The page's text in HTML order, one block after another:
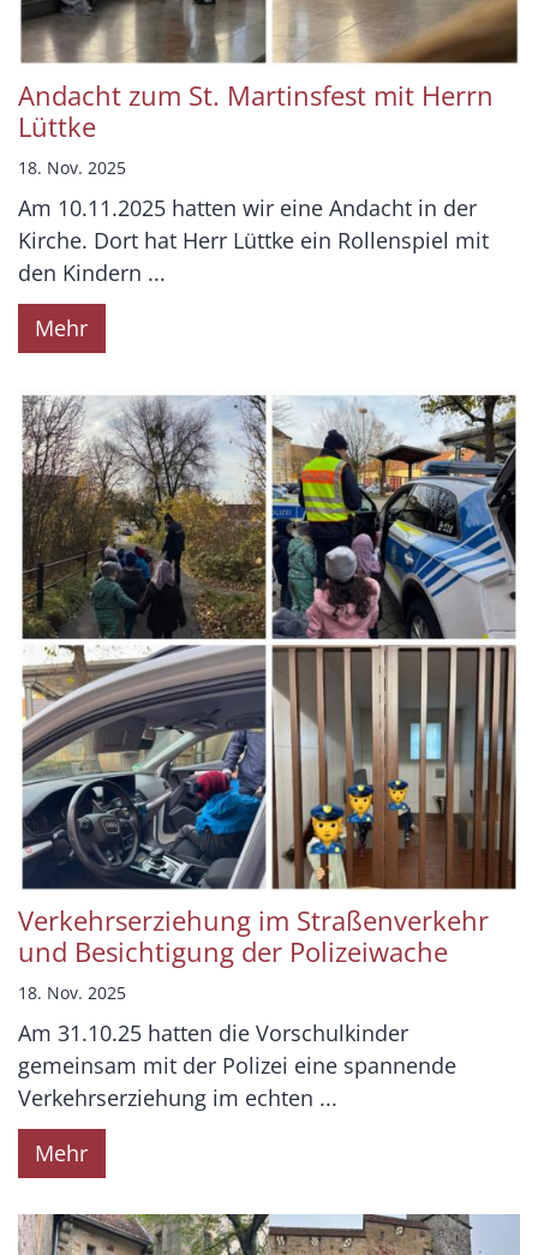
Andacht zum St. Martinsfest mit Herrn
Lüttke
18. Nov. 2025
Am 10.11.2025 hatten wir eine Andacht in der
Kirche. Dort hat Herr Lüttke ein Rollenspiel mit
den Kindern ...
Mehr
Verkehrserziehung im Straßenverkehr
und Besichtigung der Polizeiwache
18. Nov. 2025
Am 31.10.25 hatten die Vorschulkinder
gemeinsam mit der Polizei eine spannende
Verkehrserziehung im echten ...
Mehr